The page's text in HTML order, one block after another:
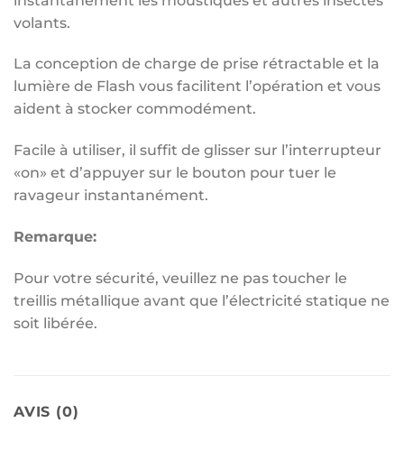
volants.
La conception de charge de prise rétractable et la
lumière de Flash vous facilitent l’opération et vous
aident à stocker commodément.
Facile à utiliser, il suffit de glisser sur l’interrupteur
«on» et d’appuyer sur le bouton pour tuer le
ravageur instantanément.
Remarque:
Pour votre sécurité, veuillez ne pas toucher le
treillis métallique avant que l’électricité statique ne
soit libérée.
AVIS (0)